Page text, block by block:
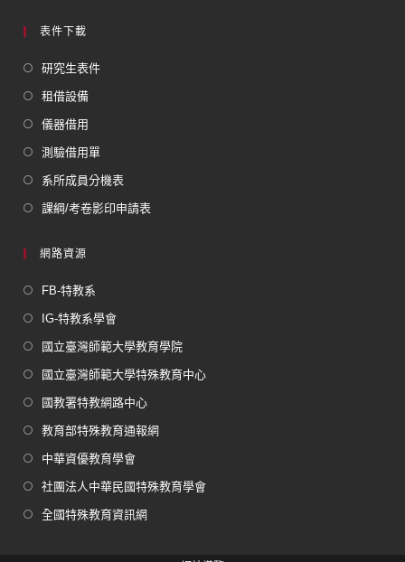
表件下載
研究生表件
租借設備
儀器借用
測驗借用單
系所成員分機表
課綱/考卷影印申請表
網路資源
FB-特教系
IG-特教系學會
國立臺灣師範大學教育學院
國立臺灣師範大學特殊教育中心
國教署特教網路中心
教育部特殊教育通報網
中華資優教育學會
社團法人中華民國特殊教育學會
全國特殊教育資訊網